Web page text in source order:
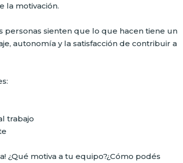
la motivación.
personas sienten que lo que hacen tiene un
autonomía y la satisfacción de contribuir a
trabajo
¿Qué motiva a tu equipo?¿Cómo podés